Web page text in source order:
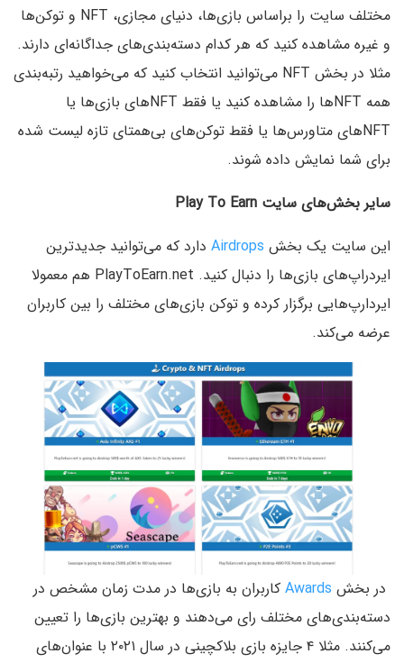
مختلف سایت را براساس بازی‌ها، دنیای مجازی، NFT و توکن‌ها
و غیره مشاهده کنید که هر کدام دسته‌بندی‌های جداگانه‌ای دارند.
مثلا در بخش NFT می‌توانید انتخاب کنید که می‌خواهید رتبه‌بندی
همه NFTها را مشاهده کنید یا فقط NFTهای بازی‌ها یا
NFTهای متاورس‌ها یا فقط توکن‌های بی‌همتای تازه لیست شده
برای شما نمایش داده شوند.
سایر بخش‌های سایت Play To Earn
این سایت یک بخش Airdrops دارد که می‌توانید جدیدترین
ایردراپ‌های بازی‌ها را دنبال کنید. PlayToEarn.net هم معمولا
ایردارپ‌هایی برگزار کرده و توکن بازی‌های مختلف را بین کاربران
عرضه می‌کند.
در بخش Awards کاربران به بازی‌ها در مدت زمان مشخص در
دسته‌بندی‌های مختلف رای می‌دهند و بهترین بازی‌ها را تعیین
می‌کنند. مثلا ۴ جایزه بازی بلاکچینی در سال ۲۰۲۱ با عنوان‌های